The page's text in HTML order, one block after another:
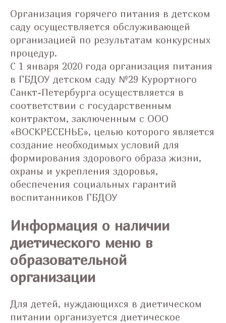
Организация горячего питания в детском
саду осуществляется обслуживающей
организацией по результатам конкурсных
процедур.
С 1 января 2020 года организация питания
в ГБДОУ детском саду №29 Курортного
Санкт-Петербурга осуществляется в
соответствии с государственным
контрактом, заключенным с ООО
«ВОСКРЕСЕНЬЕ», целью которого является
создание необходимых условий для
формирования здорового образа жизни,
охраны и укрепления здоровья,
обеспечения социальных гарантий
воспитанников ГБДОУ
Информация о наличии
диетического меню в
образовательной
организации
Для детей, нуждающихся в диетическом
питании организуется диетическое